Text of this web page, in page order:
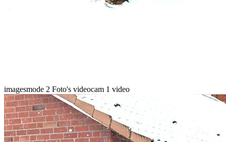
imagesmode 2 Foto's videocam 1 video